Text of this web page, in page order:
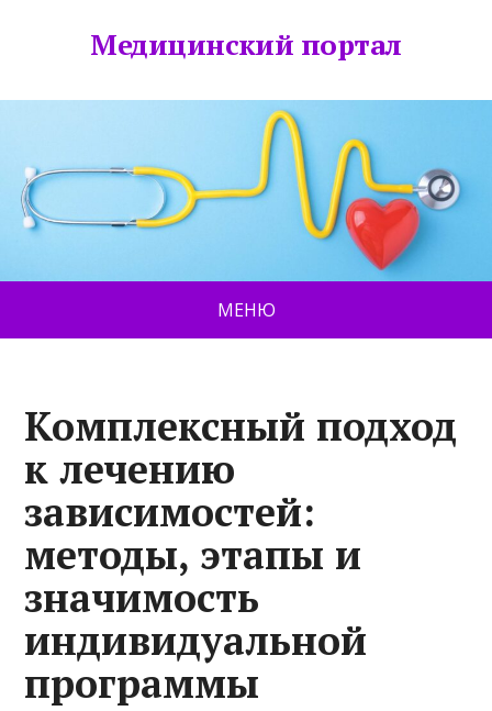
Медицинский портал
МЕНЮ
Комплексный подход
к лечению
зависимостей:
методы, этапы и
значимость
индивидуальной
программы